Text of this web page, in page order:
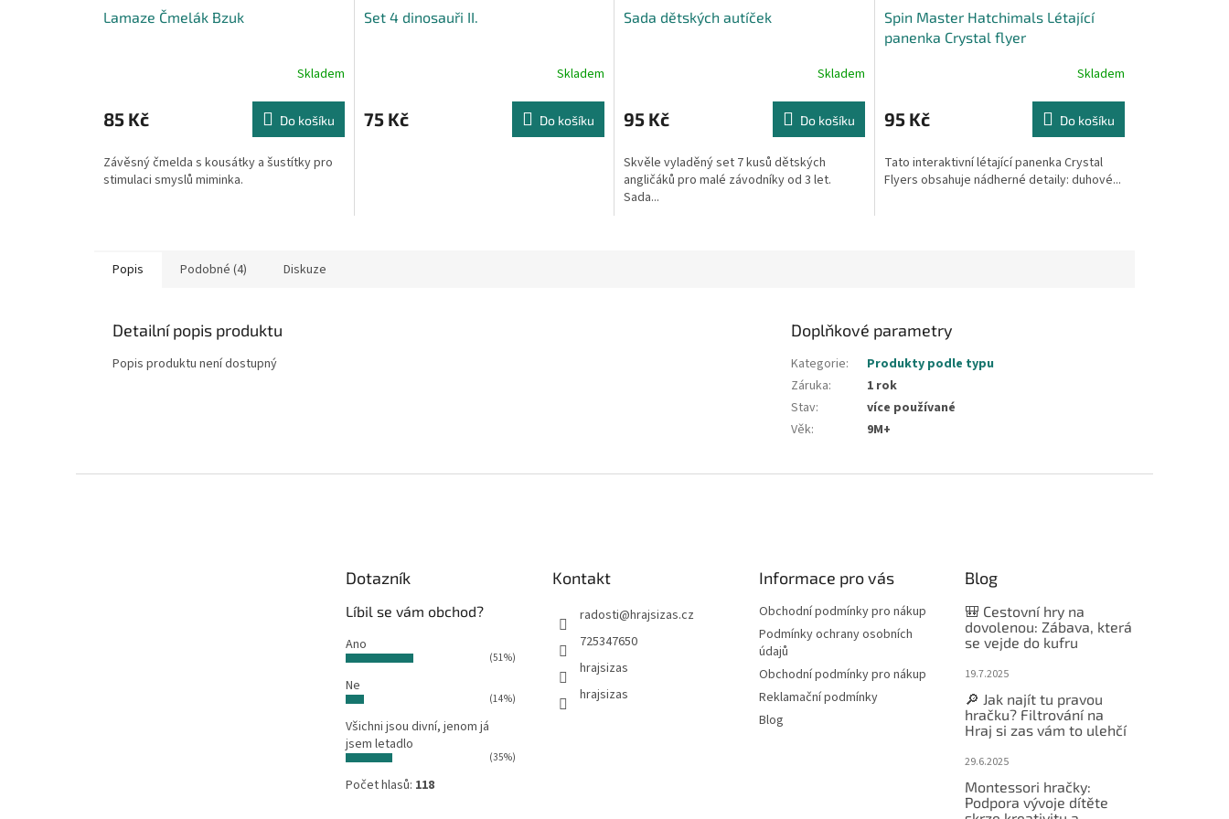
Lamaze Čmelák Bzuk
Skladem
85 Kč Do košíku
Závěsný čmelda s kousátky a šustítky pro
stimulaci smyslů miminka.
Set 4 dinosauři II.
Skladem
75 Kč Do košíku
Sada dětských autíček
Skladem
95 Kč Do košíku
Skvěle vyladěný set 7 kusů dětských
angličáků pro malé závodníky od 3 let.
Sada...
Spin Master Hatchimals Létající
panenka Crystal flyer
Skladem
95 Kč Do košíku
Tato interaktivní létající panenka Crystal
Flyers obsahuje nádherné detaily: duhové...
Popis Podobné (4) Diskuze
Detailní popis produktu
Popis produktu není dostupný
Doplňkové parametry
Kategorie:
Produkty podle typu
Záruka:
1 rok
Stav:
více používané
Věk: 9M+
Dotazník
Líbil se vám obchod?
Ano
(51%)
Ne
(14%)
Všichni jsou divní, jenom já
jsem letadlo
(35%)
Počet hlasů: 118
Kontakt
radosti@hrajsizas.cz
725347650
hrajsizas
hrajsizas
Informace pro vás
Obchodní podmínky pro nákup
Podmínky ochrany osobních
údajů
Obchodní podmínky pro nákup
Reklamační podmínky
Blog
Blog
🎒 Cestovní hry na
dovolenou: Zábava, která
se vejde do kufru
19.7.2025
🔎 Jak najít tu pravou
hračku? Filtrování na
Hraj si zas vám to ulehčí
29.6.2025
Montessori hračky:
Podpora vývoje dítěte